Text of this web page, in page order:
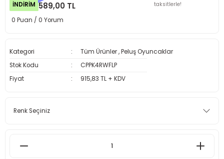
İNDİRİM 589,00 TL
taksitlerle!
0 Puan / 0 Yorum
Kategori Tüm Ürünler,Peluş Oyuncaklar
Stok Kodu
CPPK4RWFLP
Fiyat
915,83 TL + KDV